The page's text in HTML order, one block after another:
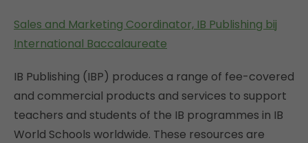
Sales and Marketing Coordinator, IB Publishing bij
International Baccalaureate
IB Publishing (IBP) produces a range of fee-covered
and commercial products and services to support
teachers and students of the IB programmes in IB
World Schools worldwide. These resources are